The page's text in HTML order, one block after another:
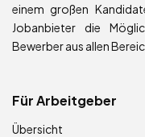
einem großen
Jobanbieter die
Bewerber aus allen
Für Arbeitgeber
Übersicht